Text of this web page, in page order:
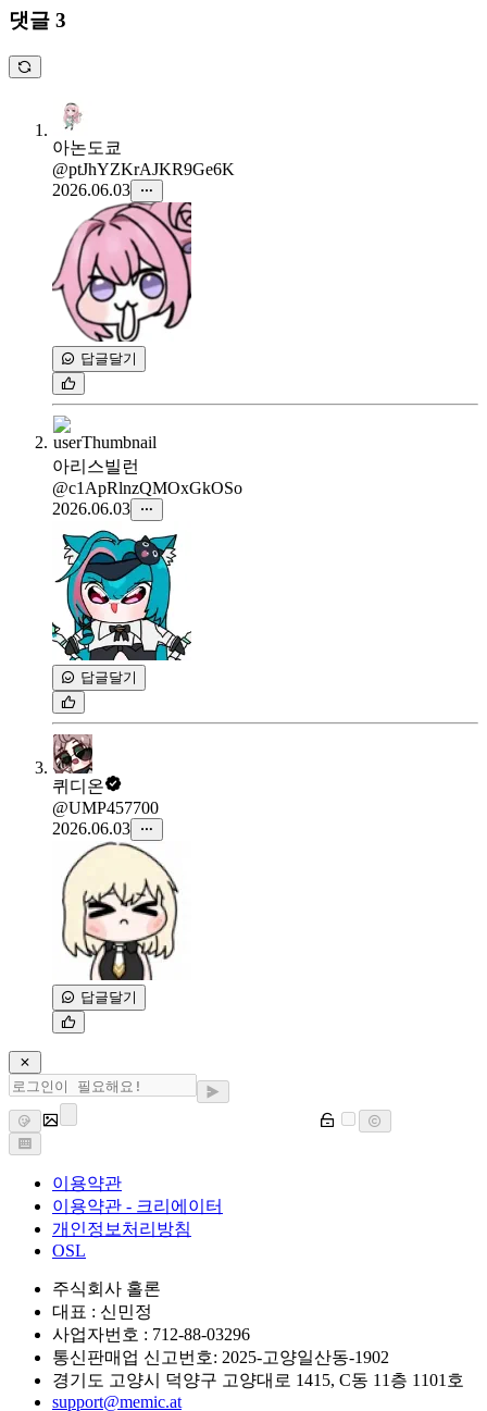
댓글 3
아논도쿄
@ptJhYZKrAJKR9Ge6K
2026.06.03
답글달기
아리스빌런
@c1ApRlnzQMOxGkOSo
2026.06.03
답글달기
퀴디온
@UMP457700
2026.06.03
답글달기
이용약관
이용약관 - 크리에이터
개인정보처리방침
OSL
주식회사 홀론
대표 : 신민정
사업자번호 : 712-88-03296
통신판매업 신고번호: 2025-고양일산동-1902
경기도 고양시 덕양구 고양대로 1415, C동 11층 1101호
support@memic.at